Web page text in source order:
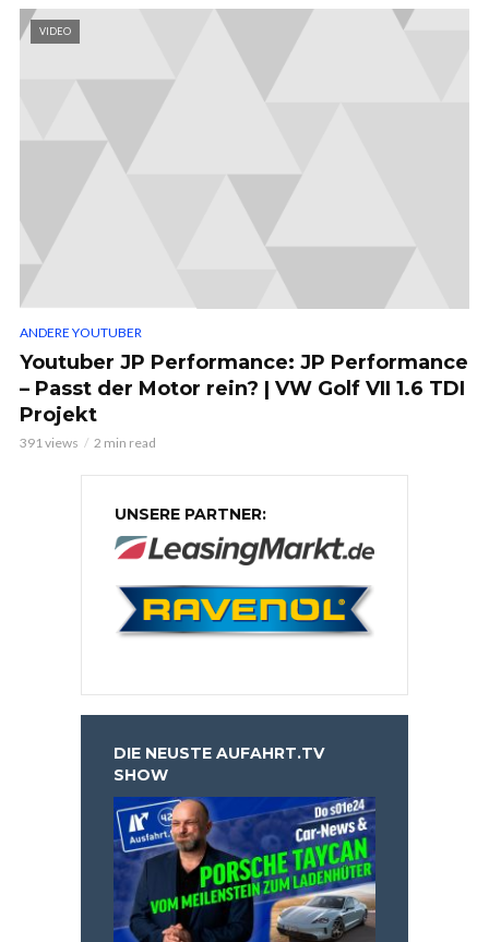
VIDEO
ANDERE YOUTUBER
Youtuber JP Performance: JP Performance
– Passt der Motor rein? | VW Golf VII 1.6 TDI
Projekt
391 views 2 min read
UNSERE PARTNER:
DIE NEUSTE AUFAHRT.TV
SHOW